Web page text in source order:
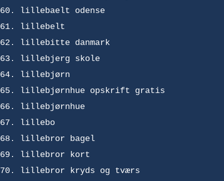
lillebaelt odense
lillebelt
lillebitte danmark
lillebjerg skole
lillebjørn
lillebjørnhue opskrift gratis
lillebjørnhue
lillebo
lillebror bagel
lillebror kort
lillebror kryds og tværs